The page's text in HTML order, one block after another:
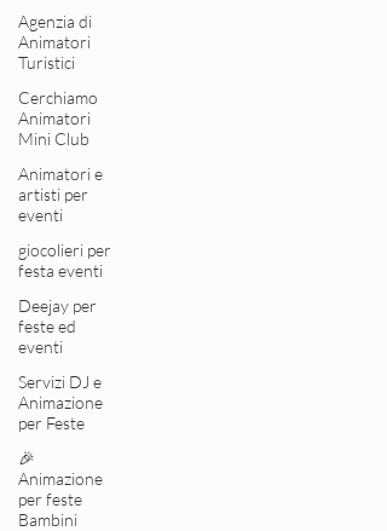
Agenzia di
Animatori
Turistici
Cerchiamo
Animatori
Mini Club
Animatori e
artisti per
eventi
giocolieri per
festa eventi
Deejay per
feste ed
eventi
Servizi DJ e
Animazione
per Feste
🎉
Animazione
per feste
Bambini